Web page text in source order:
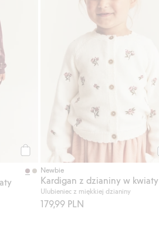
Newbie
Kardigan z dzianiny w kwiaty
Ulubieniec z miękkiej dzianiny
179,99 PLN